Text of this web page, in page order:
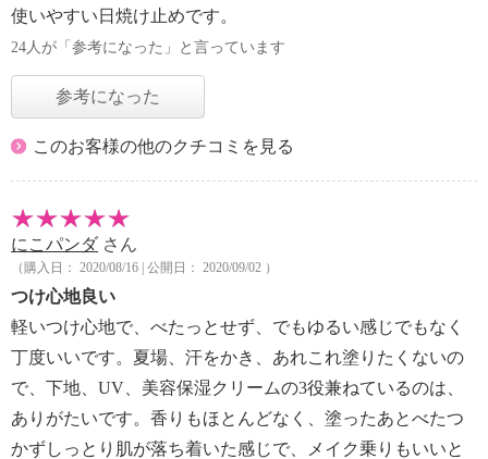
使いやすい日焼け止めです。
24人が「参考になった」と言っています
参考になった
このお客様の他のクチコミを見る
にこパンダさん
（購入日： 2020/08/16 | 公開日： 2020/09/02 ）
つけ心地良い
軽いつけ心地で、べたっとせず、でもゆるい感じでもなく
丁度いいです。夏場、汗をかき、あれこれ塗りたくないの
で、下地、UV、美容保湿クリームの3役兼ねているのは、
ありがたいです。香りもほとんどなく、塗ったあとべたつ
かずしっとり肌が落ち着いた感じで、メイク乗りもいいと